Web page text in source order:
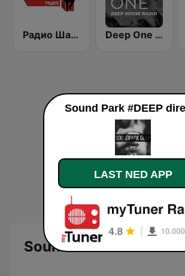
Радио Шансон (Chanson) Deep One Radio
Sound Park #DEEP
Sound Park #DEEP
LAST NED APP